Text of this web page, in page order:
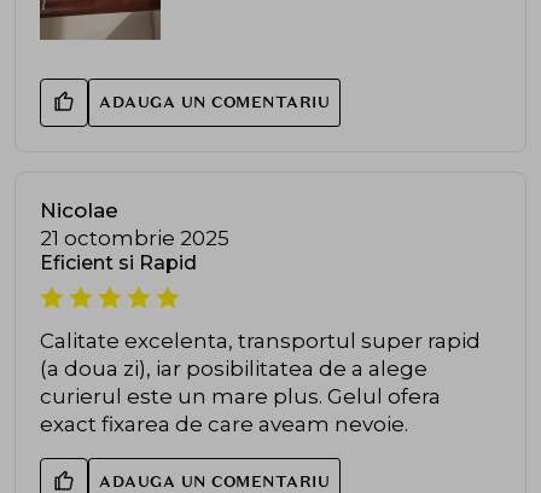
ADAUGA UN COMENTARIU
Nicolae
21 octombrie 2025
Eficient si Rapid
Calitate excelenta, transportul super rapid
(a doua zi), iar posibilitatea de a alege
curierul este un mare plus. Gelul ofera
exact fixarea de care aveam nevoie.
ADAUGA UN COMENTARIU